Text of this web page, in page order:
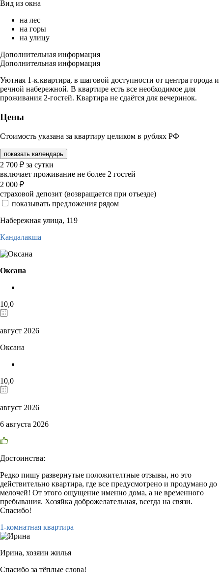
Вид из окна
на лес
на горы
на улицу
Дополнительная информация
Дополнительная информация
Уютная 1-к.квартира, в шаговой доступности от центра города и
речной набережной. В квартире есть все необходимое для
проживания 2-гостей. Квартира не сдаётся для вечеринок.
Цены
Стоимость указана за квартиру целиком в рублях РФ
показать календарь
2 700 ₽ за сутки
включает проживание не более 2 гостей
2 000 ₽
страховой депозит (возвращается при отъезде)
показывать предложения рядом
Набережная улица, 119
Кандалакша
Оксана
10,0
август 2026
Оксана
10,0
август 2026
6 августа 2026
Достоинства:
Редко пишу развернутые положителтные отзывы, но это
действительно квартира, где все предусмотрено и продумано до
мелочей! От этого ощущение именно дома, а не временного
пребывания. Хозяйка доброжелательная, всегда на связи.
Спасибо!
1-комнатная квартира
Ирина, хозяин жилья
Спасибо за тёплые слова!